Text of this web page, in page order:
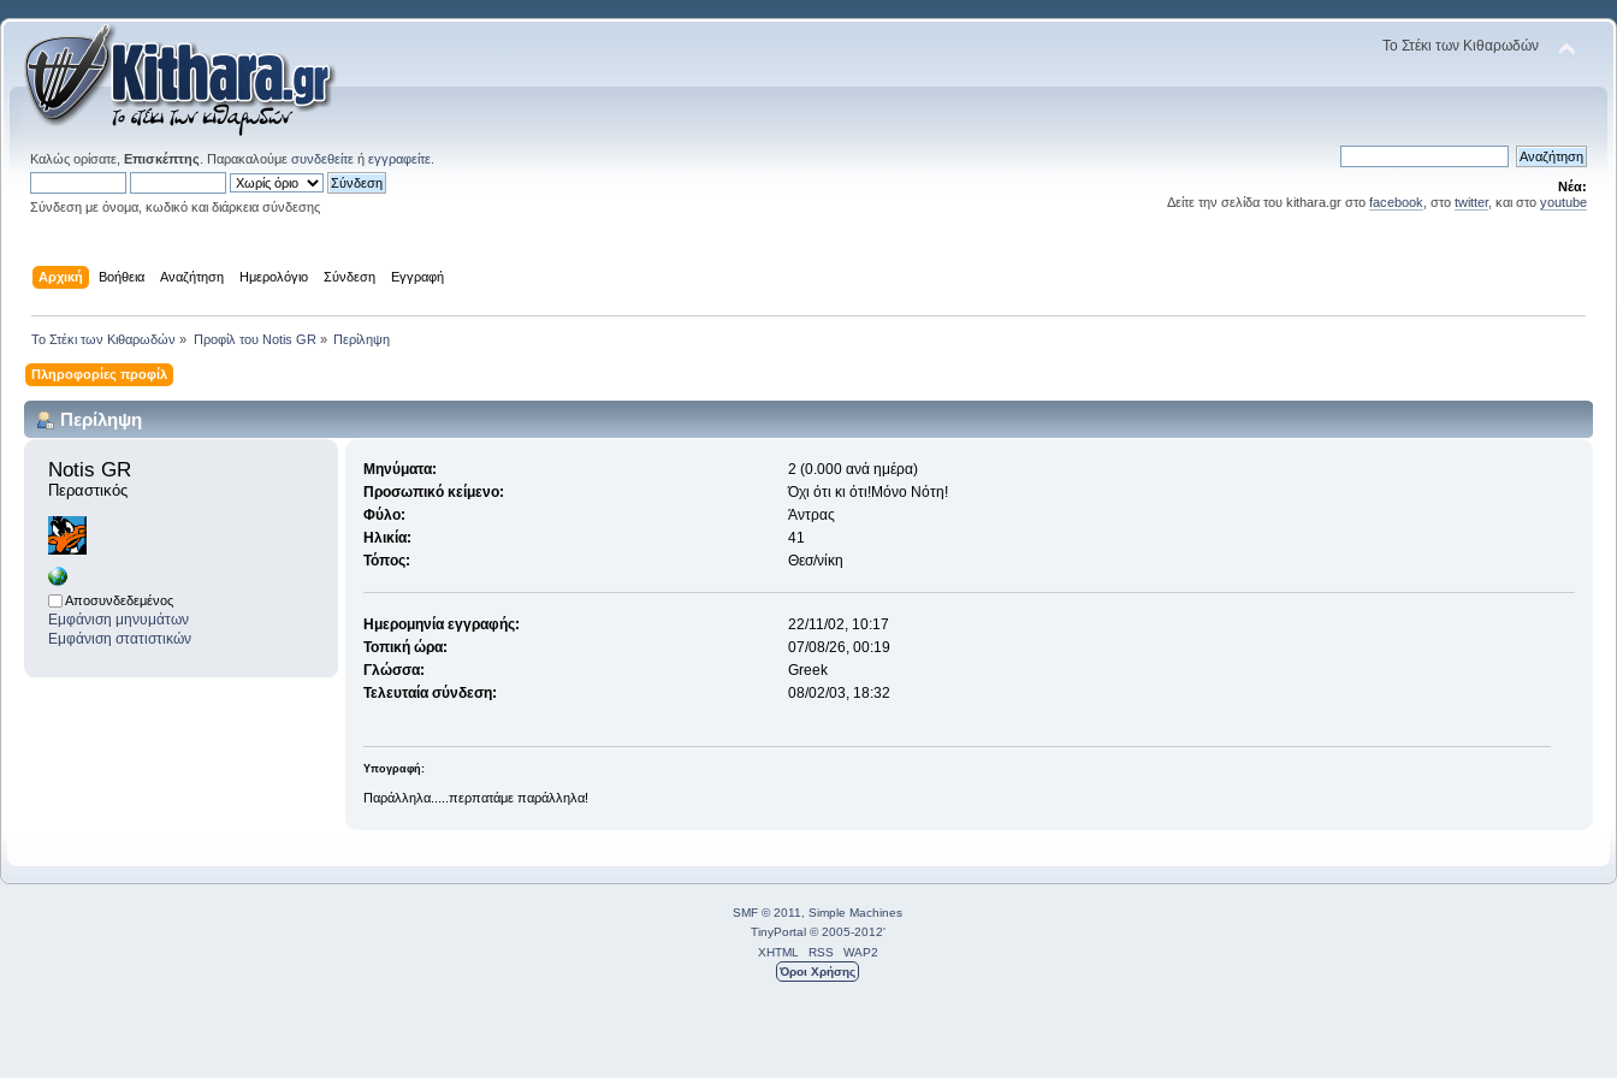
Το Στέκι των Κιθαρωδών
Καλώς ορίσατε, Επισκέπτης . Παρακαλούμε συνδεθείτε ή εγγραφείτε
Σύνδεση με όνομα, κωδικό και διάρκεια σύνδεσης
Νέα:
Δείτε την σελίδα του kithara.gr στο facebook , στο twitter, και στο youtube
Αρχική Βοήθεια Αναζήτηση Ημερολόγιο Σύνδεση Εγγραφή
Το Στέκι των Κιθαρωδών » Προφίλ του Notis GR » Περίληψη
Πληροφορίες προφίλ
Περίληψη
Notis GR
Περαστικός
Αποσυνδεδεμένος
Εμφάνιση μηνυμάτων
Εμφάνιση στατιστικών
Μηνύματα:
2 (0.000 ανά ημέρα)
Προσωπικό κείμενο:
Όχι ότι κι ότι!Μόνο Νότη!
Φύλο:
Άντρας
Ηλικία:
41
Τόπος:
Θεσ/νίκη
Ημερομηνία εγγραφής:
22/11/02, 10:17
Τοπική ώρα:
07/08/26, 00:19
Γλώσσα:
Greek
Τελευταία σύνδεση:
08/02/03, 18:32
Υπογραφή:
Παράλληλα.....περπατάμε παράλληλα!
SMF © 2011
Simple Machines
TinyPortal © 2005-2012'
XHTML
RSS
WAP2
Όροι Χρήσης